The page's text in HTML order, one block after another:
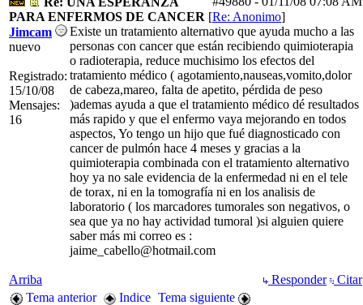
PARA ENFERMOS DE CANCER [Re: Anonimo]
Jimcam
nuevo
Registrado:
15/10/08
Mensajes:
16
Existe un tratamiento alternativo que ayuda mucho a las
personas con cancer que están recibiendo quimioterapia
o radioterapia, reduce muchisimo los efectos del
tratamiento médico ( agotamiento,nauseas,vomito,dolor
de cabeza,mareo, falta de apetito, pérdida de peso
)ademas ayuda a que el tratamiento médico dé resultados
más rapido y que el enfermo vaya mejorando en todos
aspectos, Yo tengo un hijo que fué diagnosticado con
cancer de pulmón hace 4 meses y gracias a la
quimioterapia combinada con el tratamiento alternativo
hoy ya no sale evidencia de la enfermedad ni en el tele
de torax, ni en la tomografía ni en los analisis de
laboratorio ( los marcadores tumorales son negativos, o
sea que ya no hay actividad tumoral )si alguien quiere
saber más mi correo es :
jaime_cabello@hotmail.com
Arriba Responder
Citar
Tema anterior
Indice Tema siguiente